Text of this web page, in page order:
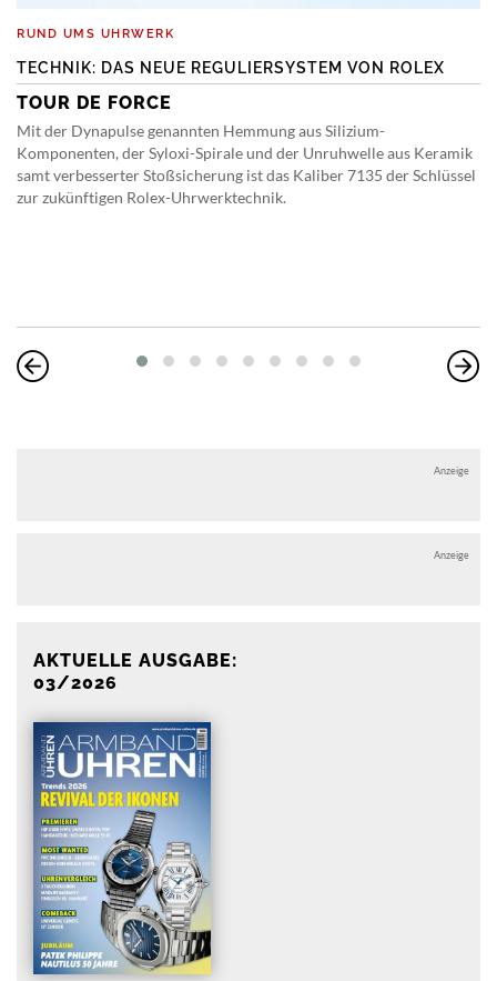
RUND UMS UHRWERK
TECHNIK: DAS NEUE REGULIERSYSTEM VON ROLEX
TOUR DE FORCE
Mit der Dynapulse genannten Hemmung aus Silizium-
Komponenten, der Syloxi-Spirale und der Unruhwelle aus Keramik
samt verbesserter Stoßsicherung ist das Kaliber 7135 der Schlüssel
zur zukünftigen Rolex-Uhrwerktechnik.
Anzeige
Anzeige
AKTUELLE AUSGABE:
03/2026